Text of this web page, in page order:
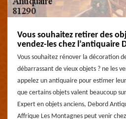
Vous souhaitez retirer des
vendez-les chez l’antiquaire
Vous souhaitez rénover la décoration
débarrassant de vieux objets ? ne les
appelez un antiquaire pour estimer
que certains objets valent beaucoup
Expert en objets anciens, Debord
Affrique Les Montagnes peut venir